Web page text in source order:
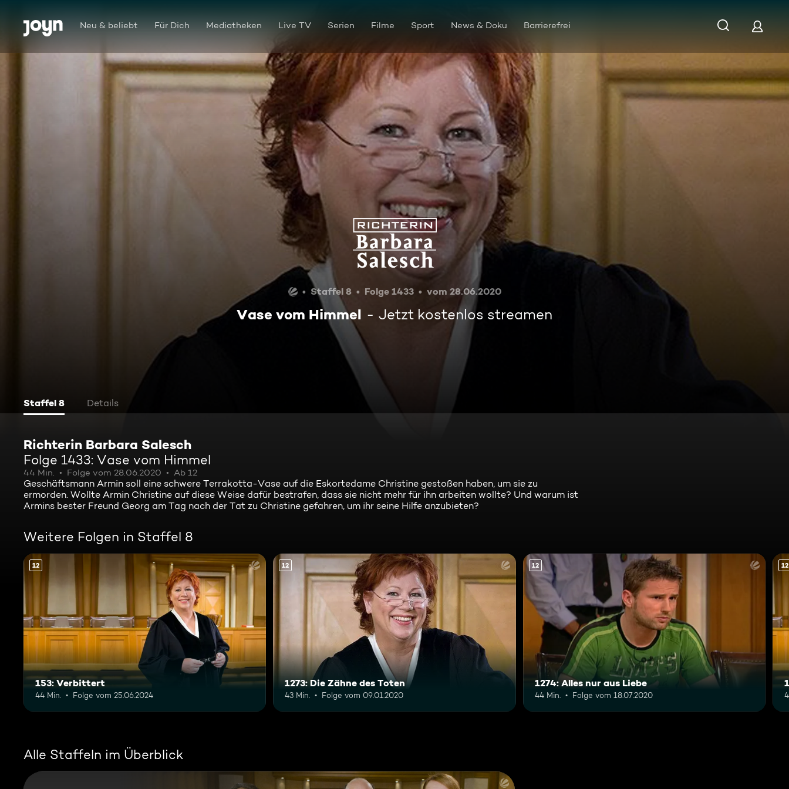
Zum Inhalt springen
Barrierefrei Neu & beliebt Für Dich Mediatheken Live TV Serien Filme Sport News & Doku Barrierefrei
Vase vom Himmel
Staffel 8 Folge 1433 vom 28.06.2020
Vase vom Himmel Jetzt kostenlos streamen
Staffel 8 Details
Richterin Barbara Salesch
Folge 1433: Vase vom Himmel
44 Min. Folge vom 28.06.2020 Ab 12
Geschäftsmann Armin soll eine schwere Terrakotta-Vase auf die Eskortedame Christine gestoßen haben, um sie zu
ermorden. Wollte Armin Christine auf diese Weise dafür bestrafen, dass sie nicht mehr für ihn arbeiten wollte? Und warum ist
Armins bester Freund Georg am Tag nach der Tat zu Christine gefahren, um ihr seine Hilfe anzubieten?
Weitere Folgen in Staffel 8
12
153: Verbittert
44 Min. Folge vom 25.06.2024
12
1273: Die Zähne des Toten
43 Min. Folge vom 09.01.2020
12
1274: Alles nur aus Liebe
44 Min. Folge vom 18.07.2020
12
Alle Staffeln im Überblick